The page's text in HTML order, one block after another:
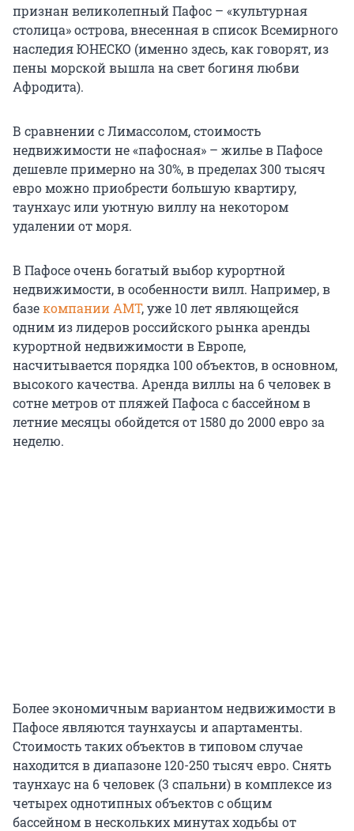
признан великолепный Пафос – «культурная
столица» острова, внесенная в список Всемирного
наследия ЮНЕСКО (именно здесь, как говорят, из
пены морской вышла на свет богиня любви
Афродита).
В сравнении с Лимассолом, стоимость
недвижимости не «пафосная» – жилье в Пафосе
дешевле примерно на 30%, в пределах 300 тысяч
евро можно приобрести большую квартиру,
таунхаус или уютную виллу на некотором
удалении от моря.
В Пафосе очень богатый выбор курортной
недвижимости, в особенности вилл. Например, в
базекомпании АМТ, уже 10 лет являющейся
одним из лидеров российского рынка аренды
курортной недвижимости в Европе,
насчитывается порядка 100 объектов, в основном,
высокого качества. Аренда виллы на 6 человек в
сотне метров от пляжей Пафоса с бассейном в
летние месяцы обойдется от 1580 до 2000 евро за
неделю.
Более экономичным вариантом недвижимости в
Пафосе являются таунхаусы и апартаменты.
Стоимость таких объектов в типовом случае
находится в диапазоне 120-250 тысяч евро. Снять
таунхаус на 6 человек (3 спальни) в комплексе из
четырех однотипных объектов с общим
бассейном в нескольких минутах ходьбы от